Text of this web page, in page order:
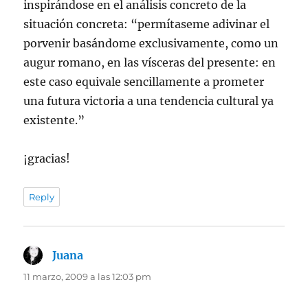
inspirándose en el análisis concreto de la
situación concreta: “permítaseme adivinar el
porvenir basándome exclusivamente, como un
augur romano, en las vísceras del presente: en
este caso equivale sencillamente a prometer
una futura victoria a una tendencia cultural ya
existente.”
¡gracias!
Reply
Juana
11 marzo, 2009 a las 12:03 pm